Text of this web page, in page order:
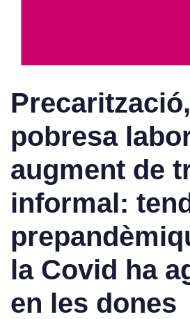
Precarització,
pobresa
augment de
informal:
la Covid ha
en les dones